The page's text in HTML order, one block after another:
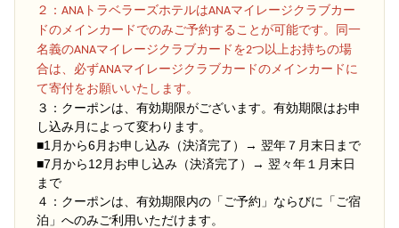
２ ：ANAトラベラーズホテルはANAマイレージクラブカー
ドのメインカードでのみご予約することが可能です。同一
名義のANAマイレージクラブカードを2つ以上お持ちの場
合は、必ずANAマイレージクラブカードのメインカードに
て寄付をお願いいたします。
３：クーポンは、有効期限がございます。有効期限はお申
し込み月によって変わります。
■1月から6月お申し込み（決済完了）→ 翌年７月末日まで
■7月から12月お申し込み（決済完了）→ 翌々年１月末日
まで
４：クーポンは、有効期限内の「ご予約」ならびに「ご宿
泊」へのみご利用いただけます。